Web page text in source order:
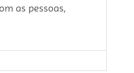
as pessoas,